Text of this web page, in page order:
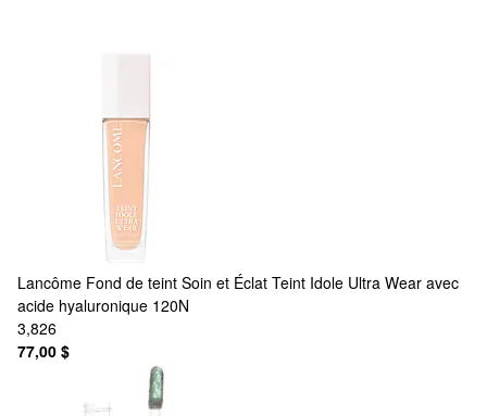
Lancôme Fond de teint Soin et Éclat Teint Idole Ultra Wear avec
acide hyaluronique 120N
3,826
77,00 $